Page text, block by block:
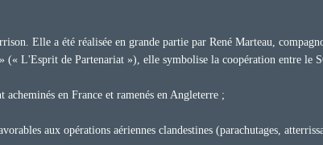
Elle a été réalisée en grande partie par René Marteau,
L'Esprit de Partenariat »), elle symbolise la coopération entre le
en France et ramenés en Angleterre ;
aux opérations aériennes clandestines (parachutages,